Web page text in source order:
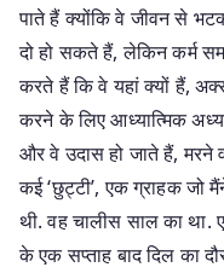
पाते हैं क्योंकि वे जीवन से
दो हो सकते हैं, लेकिन कर्म
करते हैं कि वे यहां क्यों हैं,
करने के लिए आध्यात्मिक
और वे उदास हो जाते हैं, मरने
कई ‘छुट्टी’, एक ग्राहक जो
थी. वह चालीस साल का था.
के एक सप्ताह बाद दिल का